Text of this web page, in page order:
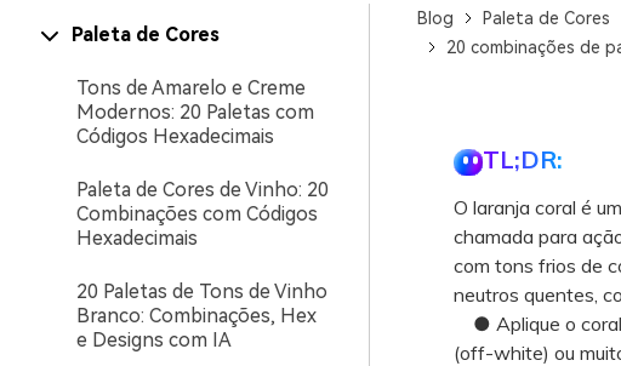
Paleta de Cores
Tons de Amarelo e Creme
Modernos: 20 Paletas com
Códigos Hexadecimais
Paleta de Cores de Vinho: 20
Combinações com Códigos
Hexadecimais
20 Paletas de Tons de Vinho
Branco: Combinações, Hex
e Designs com IA
Blog
Paleta de Cores
20 combinações de
TL;DR:
O laranja coral é
chamada para
com tons frios de
neutros quentes,
● Aplique o coral
(off-white) ou